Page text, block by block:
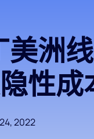
美洲
性成
2022